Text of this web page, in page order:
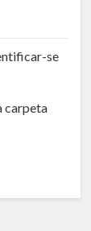
se
carpeta